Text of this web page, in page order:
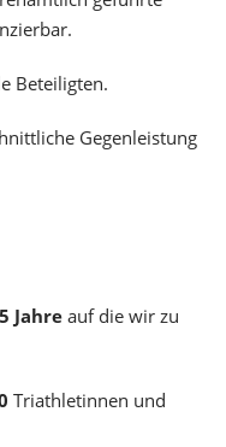
Beteiligten.
Gegenleistung
Jahre auf die wir zu
Triathletinnen und